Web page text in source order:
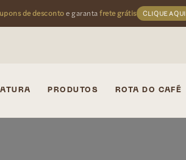
de descontoe garantafrete grátis CLIQUE AQUI
PRODUTOS ROTA DO CAFÉ